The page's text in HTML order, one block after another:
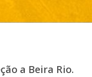
a Beira Rio.